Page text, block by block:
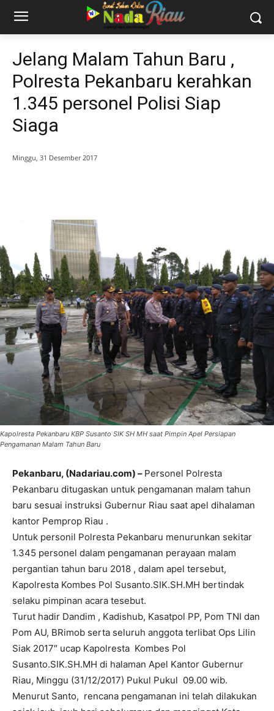
Jelang Malam Tahun Baru ,
Polresta Pekanbaru kerahkan
1.345 personel Polisi Siap
Siaga
Minggu, 31 Desember 2017
Kapolresta Pekanbaru KBP Susanto SIK SH MH saat Pimpin Apel Persiapan
Pengamanan Malam Tahun Baru
Pekanbaru, (Nadariau.com) – Personel Polresta
Pekanbaru ditugaskan untuk pengamanan malam tahun
baru sesuai instruksi Gubernur Riau saat apel dihalaman
kantor Pemprop Riau .
Untuk personil Polresta Pekanbaru menurunkan sekitar
1.345 personel dalam pengamanan perayaan malam
pergantian tahun baru 2018 , dalam apel tersebut,
Kapolresta Kombes Pol Susanto.SIK.SH.MH bertindak
selaku pimpinan acara tesebut.
Turut hadir Dandim , Kadishub, Kasatpol PP, Pom TNI dan
Pom AU, BRimob serta seluruh anggota terlibat Ops Lilin
Siak 2017″ ucap Kapolresta Kombes Pol
Susanto.SIK.SH.MH di halaman Apel Kantor Gubernur
Riau, Minggu (31/12/2017) Pukul Pukul 09.00 wib.
Menurut Santo, rencana pengamanan ini telah dilakukan